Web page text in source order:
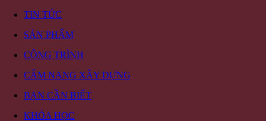
TIN TỨC
SẢN PHẨM
CÔNG TRÌNH
CẨM NANG XÂY DỰNG
BẠN CẦN BIẾT
KHÓA HỌC